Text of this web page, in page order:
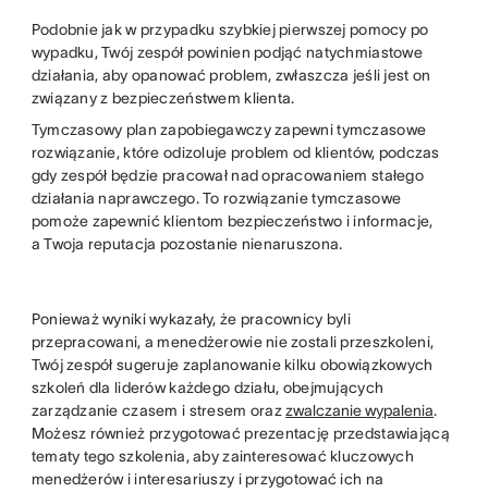
Podobnie jak w przypadku szybkiej pierwszej pomocy po
wypadku, Twój zespół powinien podjąć natychmiastowe
działania, aby opanować problem, zwłaszcza jeśli jest on
związany z bezpieczeństwem klienta.
Tymczasowy plan zapobiegawczy zapewni tymczasowe
rozwiązanie, które odizoluje problem od klientów, podczas
gdy zespół będzie pracował nad opracowaniem stałego
działania naprawczego. To rozwiązanie tymczasowe
pomoże zapewnić klientom bezpieczeństwo i informacje,
a Twoja reputacja pozostanie nienaruszona.
Ponieważ wyniki wykazały, że pracownicy byli
przepracowani, a menedżerowie nie zostali przeszkoleni,
Twój zespół sugeruje zaplanowanie kilku obowiązkowych
szkoleń dla liderów każdego działu, obejmujących
zarządzanie czasem i stresem orazzwalczanie wypalenia.
Możesz również przygotować prezentację przedstawiającą
tematy tego szkolenia, aby zainteresować kluczowych
menedżerów i interesariuszy i przygotować ich na